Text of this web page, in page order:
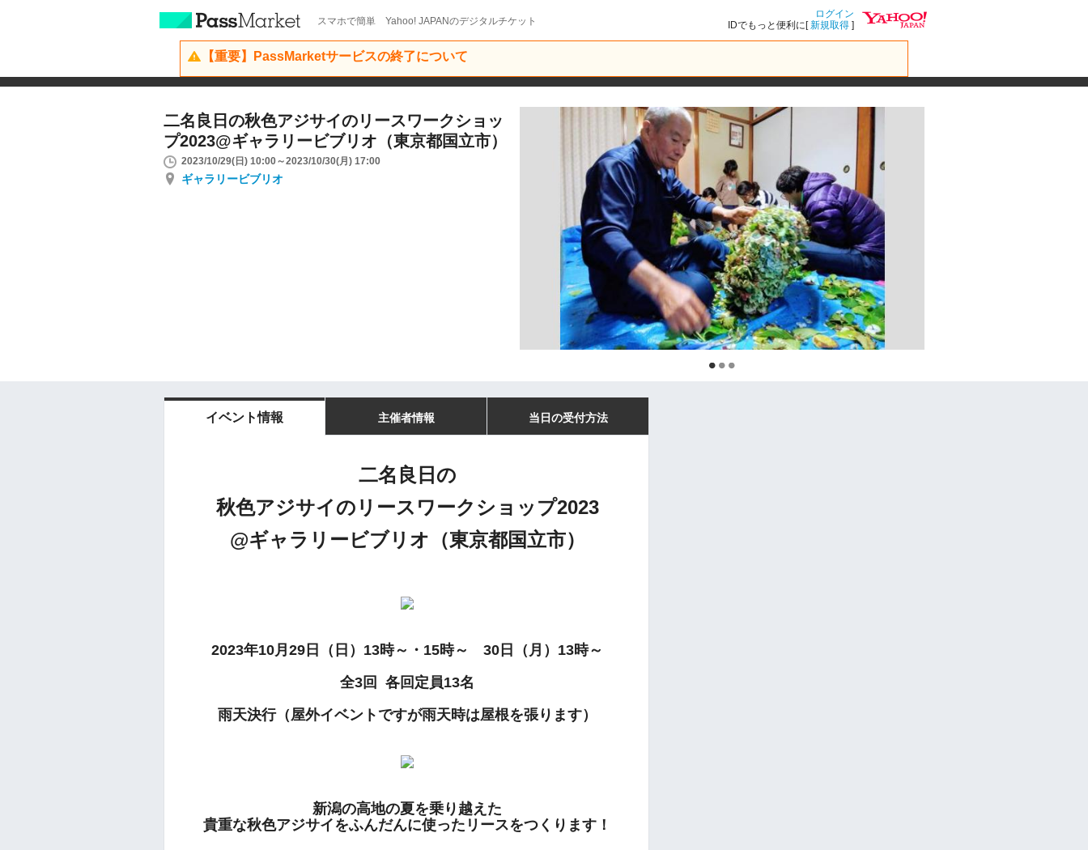
スマホで簡単 Yahoo! JAPANのデジタルチケット
ログイン
IDでもっと便利に[新規取得 ]
【重要】PassMarketサービスの終了について
二名良日の秋色アジサイのリースワークショッ
プ2023@ギャラリービブリオ（東京都国立市）
2023/10/29(日) 10:00～2023/10/30(月) 17:00
ギャラリービブリオ
イベント情報 主催者情報 当日の受付方法
二名良日の
秋色アジサイのリースワークショップ2023
@ギャラリービブリオ（東京都国立市）
2023年10月29日（日）13時～・15時～ 30日（月）13時～
全3回 各回定員13名
雨天決行（屋外イベントですが雨天時は屋根を張ります）
新潟の高地の夏を乗り越えた
貴重な秋色アジサイをふんだんに使ったリースをつくります！